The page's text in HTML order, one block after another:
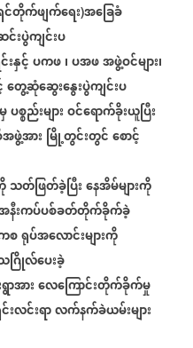
တိုက်ဖျက်ရေး)အခြေခံ
းပွဲကျင်းပ
နှင့်ပကဖ၊ပအဖအဖွဲ့ဝင်များ၊
တွေ့ဆုံဆွေးနွေးပွဲကျင်းပ
ပစ္စည်းများဝင်ရောက်ခိုးယူပြီး
ဖွဲ့အား မြို့တွင်းတွင်စောင့်
သတ်ဖြတ်ခဲ့ပြီးနေအိမ်များကို
နီးကပ်ပစ်ခတ်တိုက်ခိုက်ခဲ့
စရုပ်အလောင်းများကို
ဂြိုလ်ပေးခဲ့
ာအားလေကြောင်းတိုက်ခိုက်မှု
းလင်းရာလက်နက်ခဲယမ်းများ